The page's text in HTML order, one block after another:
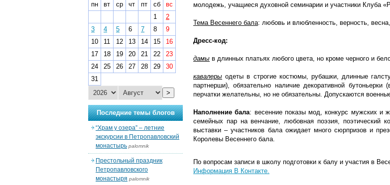
молодежь, учащиеся духовной семинарии и участники Клуба
Тема Весеннего бала: любовь и влюбленность, верность,
Дресс-код:
дамы в длинных платьях любого цвета, но кроме черного и
кавалеры одеты в строгие костюмы, рубашки, длинные
партнерши), обязательно наличие декоративной
перчатки желательны, но не обязательны. Допускаются
Наполнение бала: весенние показы мод, конкурс мужских и
семейных пар на венчание, любовная поэзия, поэтический
выставки – участников бала ожидает много сюрпризов и
Королевы Весеннего бала.
По вопросам записи в школу подготовки к балу и участия в
Информация В Контакте.
пн
вт ср чт пт сб
вс
1
2
3
4 5 6 7 8
9
10
11 12 13 14 15
16
17
18 19 20 21 22
23
24
25 26 27 28 29
30
31
>
Последние темы блогов
“Храм у озера” – летние
экскурсии в Петропавловский
монастырь palomnik
Престольный праздник
Петропавловского
монастыря palomnik